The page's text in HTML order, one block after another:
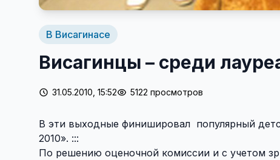
В Висагинасе
Висагинцы – среди
31.05.2010, 15:52 5122 просмотров
В эти выходные финишировал популярный
2010». :::
По решению оценочной комиссии и с учетом